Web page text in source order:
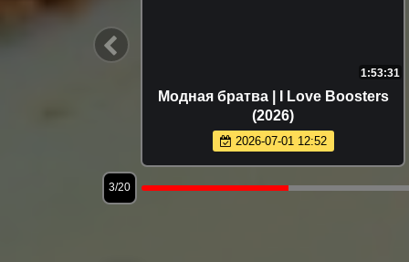
1:53:31
Модная братва | I Love Boosters
(2026)
2026-07-01 12:52
3/20